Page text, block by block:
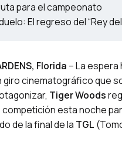
para el campeonato
El regreso del “Rey
Florida – La espera
giro cinematográfico que
Tiger Woods
esta noche
de la final de la TGL